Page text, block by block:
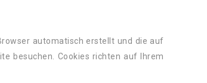
automatisch erstellt und die auf
besuchen. Cookies richten auf Ihrem